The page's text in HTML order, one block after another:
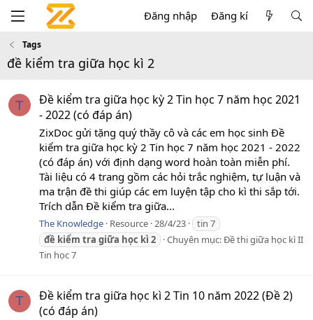
Đăng nhập Đăng kí
Tags
đề kiểm tra giữa học kì 2
T
Đề kiểm tra giữa học kỳ 2 Tin học 7 năm học 2021
- 2022 (có đáp án)
ZixDoc gửi tặng quý thầy cô và các em học sinh Đề
kiểm tra giữa học kỳ 2 Tin học 7 năm học 2021 - 2022
(có đáp án) với định dạng word hoàn toàn miễn phí.
Tài liệu có 4 trang gồm các hỏi trắc nghiệm, tự luận và
ma trận đề thi giúp các em luyện tập cho kì thi sắp tới.
Trích dẫn Đề kiểm tra giữa...
The Knowledge Resource 28/4/23
tin 7
đề kiểm tra giữa học kì 2 Chuyên mục:Đề thi giữa học kì II
Tin học 7
T
Đề kiểm tra giữa học kì 2 Tin 10 năm 2022 (Đề 2)
(có đáp án)